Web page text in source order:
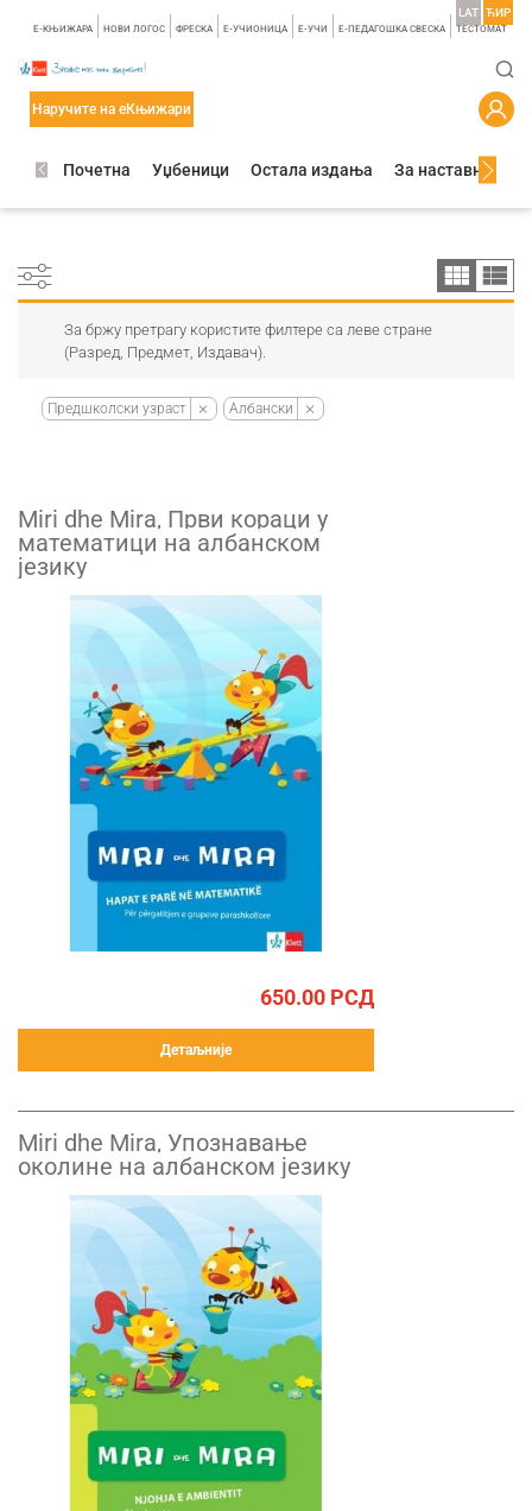
E-КЊИЖАРА НОВИ ЛОГОС ФРЕСКА E-УЧИОНИЦА E-УЧИ Е-ПЕДАГОШКА СВЕСКА TЕСТОМАТ
LAT ЋИР
Наручите на еКњижари
Почетна Уџбеници Остала издања За наставнике
За бржу претрагу користите филтере са леве стране
(Разред, Предмет, Издавач).
Предшколски узраст Албански
Miri dhe Mira, Први кораци у
математици на албанском
језику
650.00 РСД
Детаљније
Miri dhe Mira, Упознавање
околине на албанском језику